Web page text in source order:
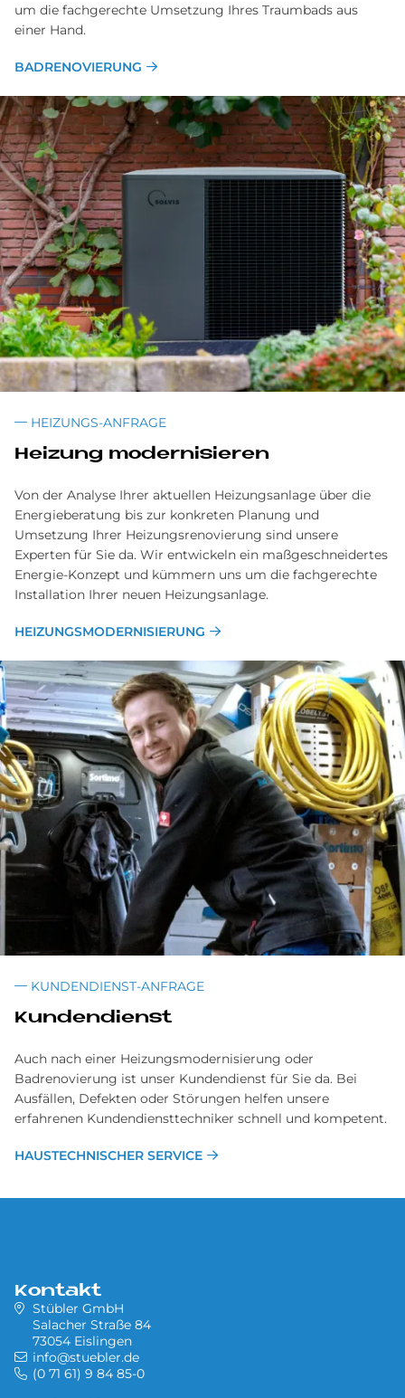
um die fachgerechte Umsetzung Ihres Traumbads aus
einer Hand.
BADRENOVIERUNG
HEIZUNGS-ANFRAGE
Heizung modernisieren
Von der Analyse Ihrer aktuellen Heizungsanlage über die
Energieberatung bis zur konkreten Planung und
Umsetzung Ihrer Heizungsrenovierung sind unsere
Experten für Sie da. Wir entwickeln ein maßgeschneidertes
Energie-Konzept und kümmern uns um die fachgerechte
Installation Ihrer neuen Heizungsanlage.
HEIZUNGSMODERNISIERUNG
KUNDENDIENST-ANFRAGE
Kundendienst
Auch nach einer Heizungsmodernisierung oder
Badrenovierung ist unser Kundendienst für Sie da. Bei
Ausfällen, Defekten oder Störungen helfen unsere
erfahrenen Kundendiensttechniker schnell und kompetent.
HAUSTECHNISCHER SERVICE
Kontakt
Stübler GmbH
Salacher Straße 84
73054 Eislingen
info@stuebler.de
(0 71 61) 9 84 85-0